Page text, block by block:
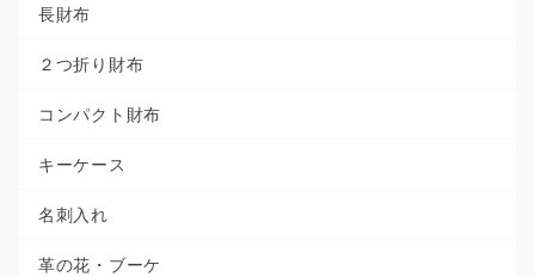
長財布
２つ折り財布
コンパクト財布
キーケース
名刺入れ
革の花・ブーケ